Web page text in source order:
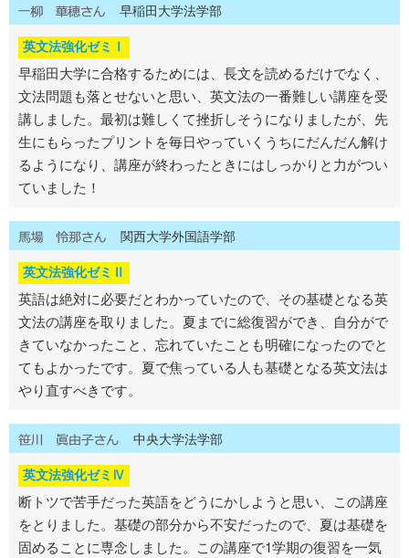
早稲田大学法学部
英文法強化ゼミⅠ
早稲田大学に合格するためには、長文を読めるだけでなく、
文法問題も落とせないと思い、英文法の一番難しい講座を受
講しました。最初は難しくて挫折しそうになりましたが、先
生にもらったプリントを毎日やっていくうちにだんだん解け
るようになり、講座が終わったときにはしっかりと力がつい
ていました！
関西大学外国語学部
英文法強化ゼミⅡ
英語は絶対に必要だとわかっていたので、その基礎となる英
文法の講座を取りました。夏までに総復習ができ、自分がで
きていなかったこと、忘れていたことも明確になったのでと
てもよかったです。夏で焦っている人も基礎となる英文法は
やり直すべきです。
中央大学法学部
英文法強化ゼミⅣ
断トツで苦手だった英語をどうにかしようと思い、この講座
をとりました。基礎の部分から不安だったので、夏は基礎を
固めることに専念しました。この講座で1学期の復習を一気